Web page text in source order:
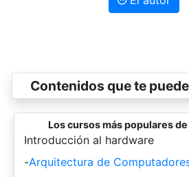
Contenidos que te
Los cursos más populares
-
Introducción al hardware
-Arquitectura de